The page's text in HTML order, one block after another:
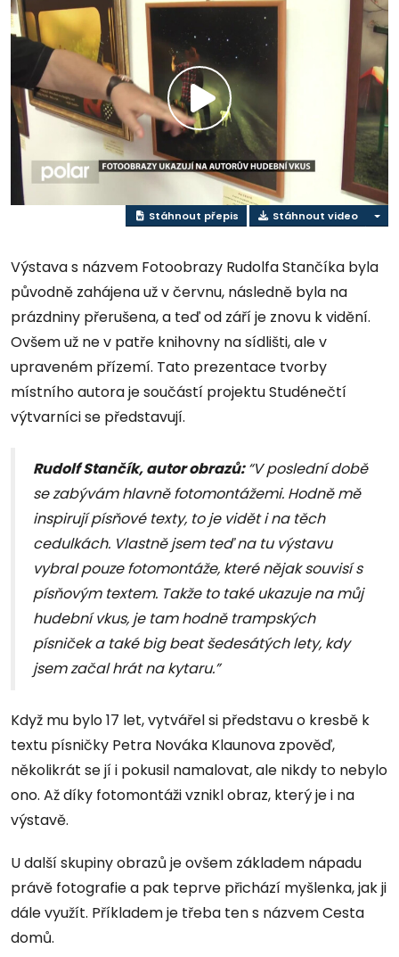
Přehrát
video
Stáhnout přepis Stáhnout video
Výstava s názvem Fotoobrazy Rudolfa Stančíka byla
původně zahájena už v červnu, následně byla na
prázdniny přerušena, a teď od září je znovu k vidění.
Ovšem už ne v patře knihovny na sídlišti, ale v
upraveném přízemí. Tato prezentace tvorby
místního autora je součástí projektu Studénečtí
výtvarníci se představují.
Rudolf Stančík, autor obrazů:“V poslední době
se zabývám hlavně fotomontážemi. Hodně mě
inspirují písňové texty, to je vidět i na těch
cedulkách. Vlastně jsem teď na tu výstavu
vybral pouze fotomontáže, které nějak souvisí s
písňovým textem. Takže to také ukazuje na můj
hudební vkus, je tam hodně trampských
písniček a také big beat šedesátých lety, kdy
jsem začal hrát na kytaru.”
Když mu bylo 17 let, vytvářel si představu o kresbě k
textu písničky Petra Nováka Klaunova zpověď,
několikrát se jí i pokusil namalovat, ale nikdy to nebylo
ono. Až díky fotomontáži vznikl obraz, který je i na
výstavě.
U další skupiny obrazů je ovšem základem nápadu
právě fotografie a pak teprve přichází myšlenka, jak ji
dále využít. Příkladem je třeba ten s názvem Cesta
domů.